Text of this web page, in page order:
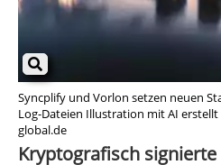
Syncplify und Vorlon setzen neuen
Log-Dateien Illustration mit AI
global.de
Kryptografisch